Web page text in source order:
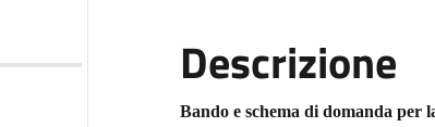
Descrizione
Bando e schema di domanda per